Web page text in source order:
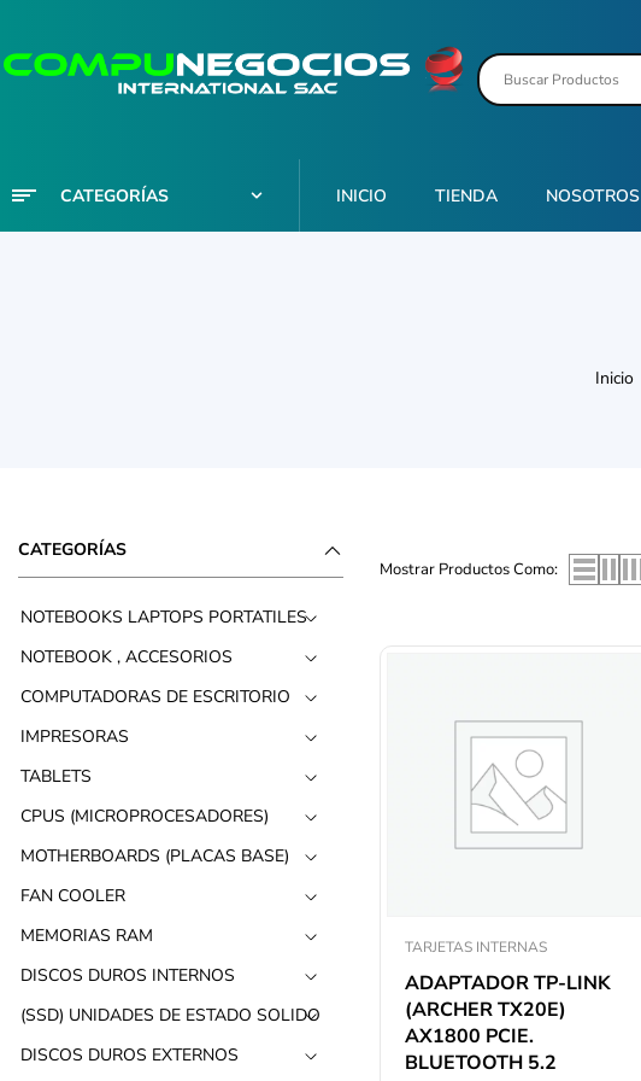
CATEGORÍAS INICIO TIENDA NOSOTROS
Inicio
CATEGORÍAS
NOTEBOOKS LAPTOPS PORTATILES
NOTEBOOK , ACCESORIOS
COMPUTADORAS DE ESCRITORIO
IMPRESORAS
TABLETS
CPUS (MICROPROCESADORES)
MOTHERBOARDS (PLACAS BASE)
FAN COOLER
MEMORIAS RAM
DISCOS DUROS INTERNOS
(SSD) UNIDADES DE ESTADO SOLIDO
DISCOS DUROS EXTERNOS
Mostrar Productos Como:
TARJETAS INTERNAS
ADAPTADOR TP-LINK
(ARCHER TX20E)
AX1800 PCIE.
BLUETOOTH 5.2